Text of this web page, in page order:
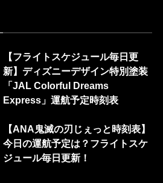
【フライトスケジュール毎日更
新】ディズニーデザイン特別塗装
「JAL Colorful Dreams
Express」運航予定時刻表
【ANA鬼滅の刃じぇっと時刻表】
今日の運航予定は？フライトスケ
ジュール毎日更新！